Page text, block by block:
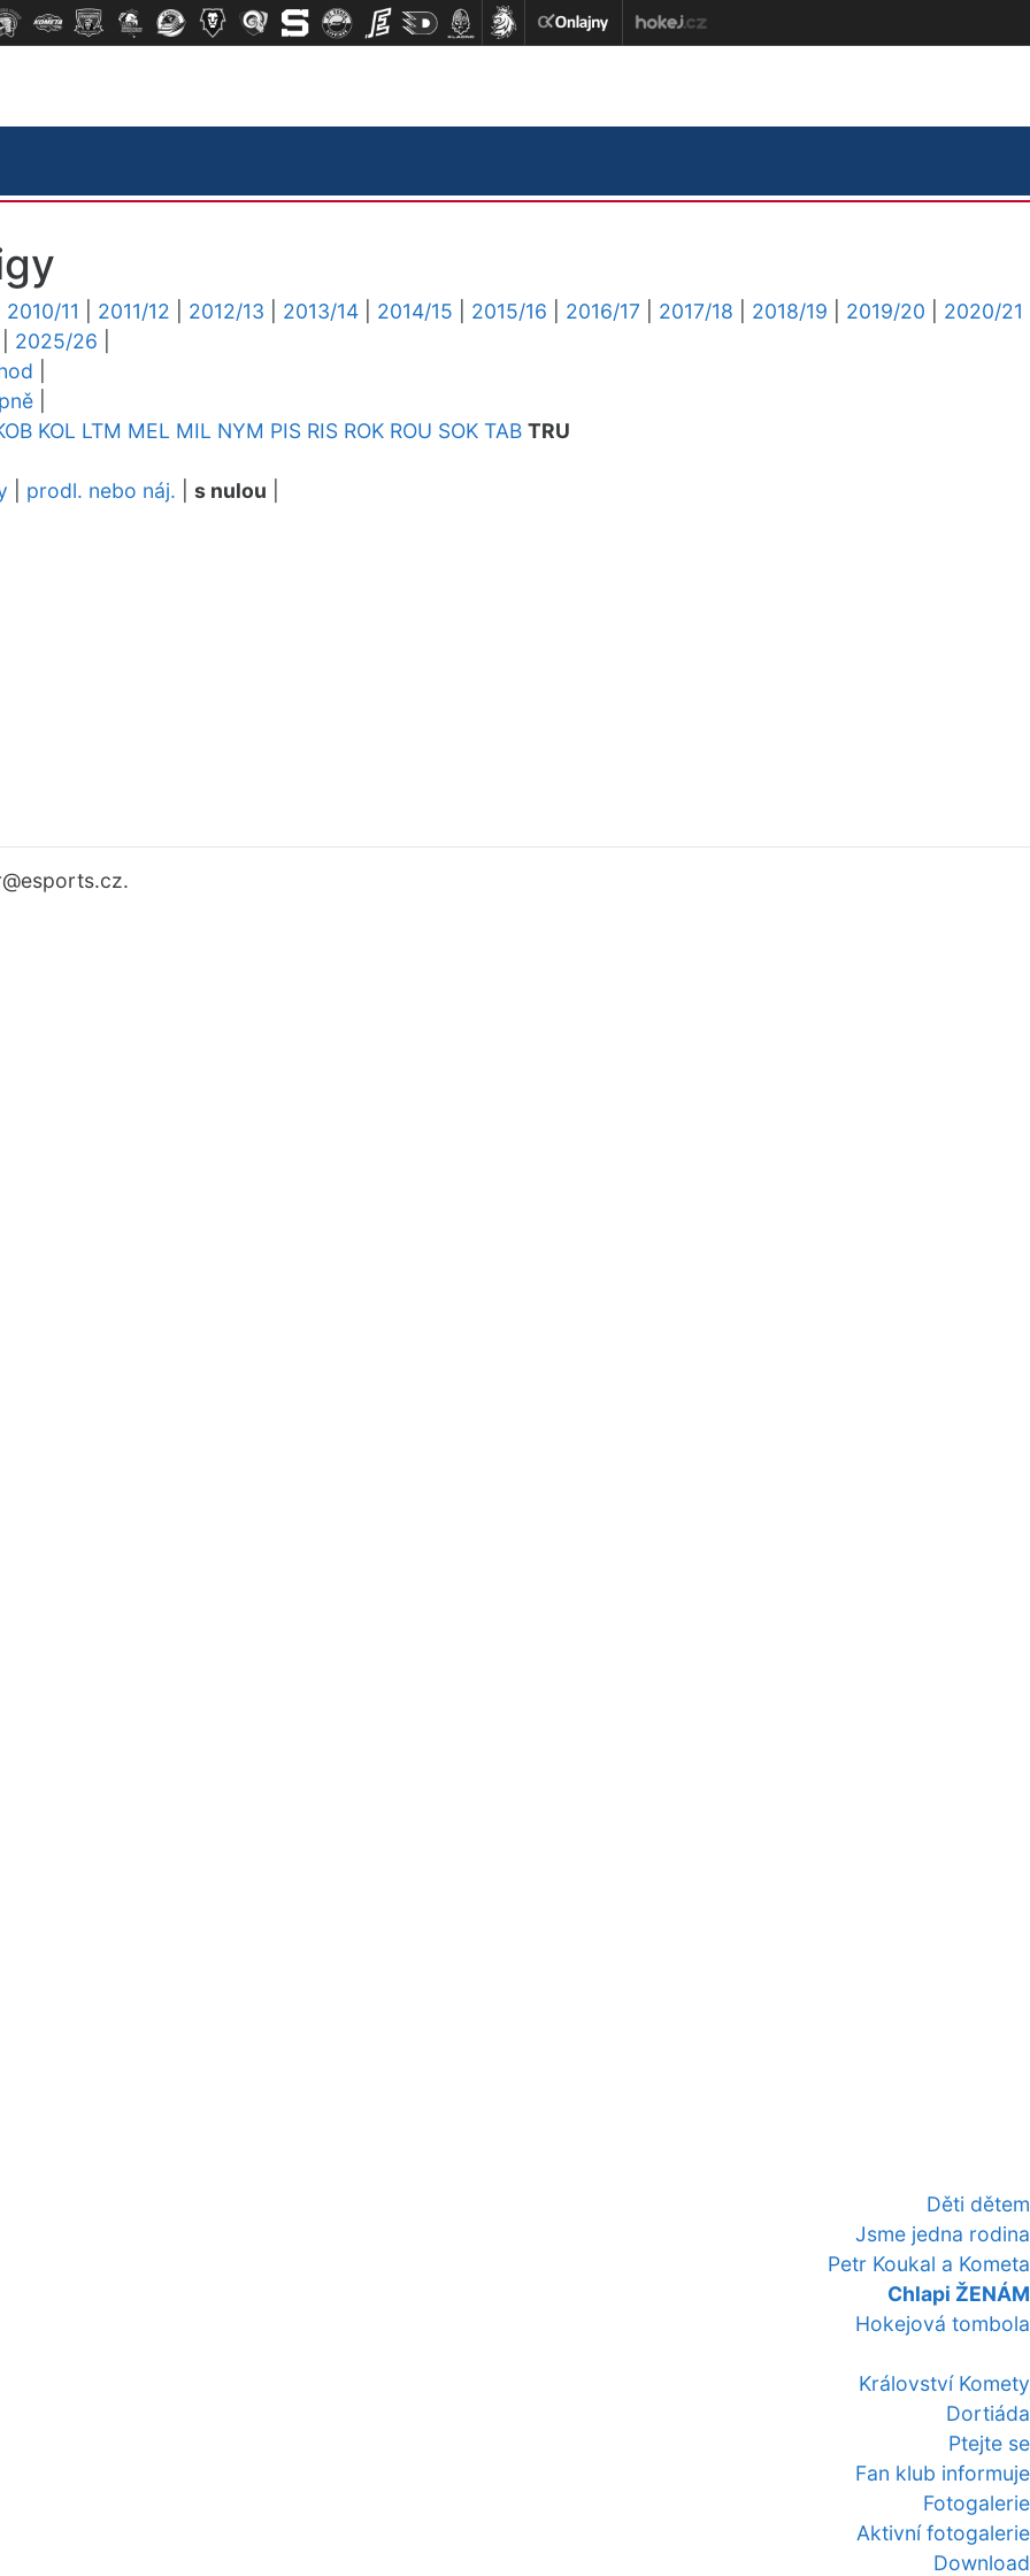
Děti dětem
Jsme jedna rodina
Petr Koukal a Kometa
Chlapi ŽENÁM
Hokejová tombola
Království Komety
Dortiáda
Ptejte se
Fan klub informuje
Fotogalerie
Aktivní fotogalerie
Download
2010/11 2011/12 2012/13 2013/14 2014/15 2015/16 2016/17 2017/18 2018/19 2019/20
2020/21
2025/26
KOL LTM MEL MIL NYM PIS RIS ROK ROU SOK TAB TRU
prodl. nebo náj. s nulou
@esports.cz.